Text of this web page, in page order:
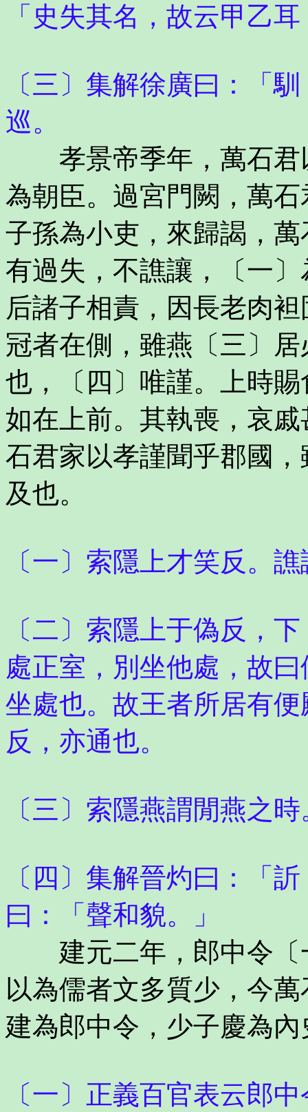
「史失其名，故云甲乙
〔三〕集解徐廣曰：「
巡。
孝景帝季年，萬石君
為朝臣。過宮門闕，萬
子孫為小吏，來歸謁，
有過失，不譙讓，〔一
后諸子相責，因長老肉
冠者在側，雖燕〔三〕
也，〔四〕唯謹。上時
如在上前。其執喪，哀
石君家以孝謹聞乎郡國
及也。
〔一〕索隱上才笑反。
〔二〕索隱上于偽反，
處正室，別坐他處，故
坐處也。故王者所居有
反，亦通也。
〔三〕索隱燕謂閒燕之
〔四〕集解晉灼曰：「
曰：「聲和貌。」
建元二年，郎中令〔
以為儒者文多質少，今
建為郎中令，少子慶為
〔一〕正義百官表云郎